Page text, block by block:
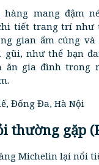
hàng mang đậm
tiết trang trí như
gian ấm cúng và
gũi, như thể bạn
ăn gia đình trong
Đống Đa, Hà Nội
thường gặp
Michelin lại nổi